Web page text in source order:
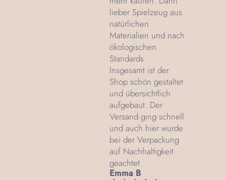
lieber Spielzeug aus
natürlichen
Materialien und nach
ökologischen
Standards.
Insgesamt ist der
Shop schön gestaltet
und übersichtlich
aufgebaut. Der
Versand ging schnell
und auch hier wurde
bei der Verpackung
auf Nachhaltigkeit
geachtet.
Emma B